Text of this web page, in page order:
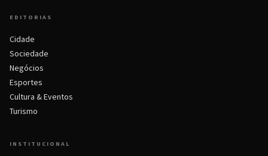
EDITORIAS
Cidade
Sociedade
Negócios
Esportes
Cultura & Eventos
Turismo
INSTITUCIONAL